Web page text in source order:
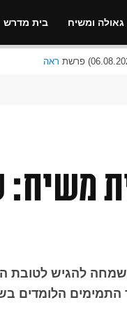
גאולה ומשיח בית מדרש
ראה
להגיש לטובת